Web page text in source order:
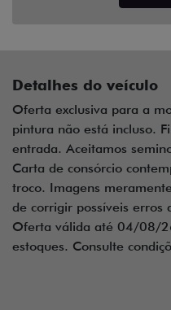
Detalhes do veículo
Oferta exclusiva para a
pintura não está incluso.
entrada. Aceitamos
Carta de consórcio
troco. Imagens
de corrigir possíveis erros
Oferta válida até 04/08/
estoques. Consulte